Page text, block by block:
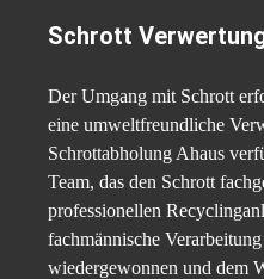
Schrott
Der Umgang mit Schrott
eine umweltfreundliche
Schrottabholung Ahaus
Team, das den Schrott
professionellen
fachmännische
wiedergewonnen und dem